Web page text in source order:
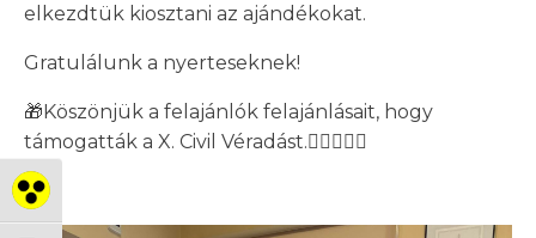
Nagy kontraszt váltása
elkezdtük kiosztani az ajándékokat.
Gratulálunk a nyerteseknek!
🎁Köszönjük a felajánlók felajánlásait, hogy
támogatták a X. Civil Véradást.🏊‍♂️🍔🏣🏫